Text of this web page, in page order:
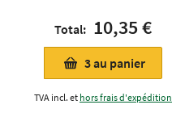
Total: 10,35 €
3au panier
TVA incl. et hors frais d'expédition